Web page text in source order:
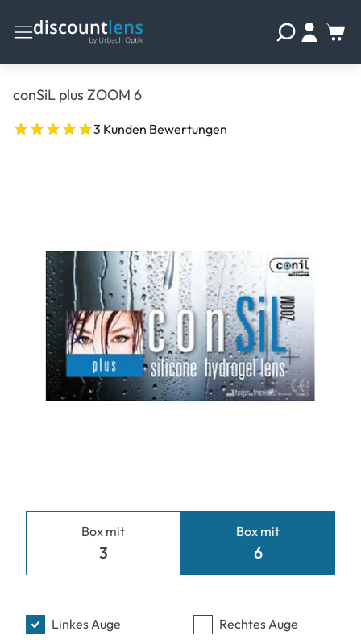
conSiL plus ZOOM 6
3 Kunden Bewertungen
Box mit
3
Box mit
6
Linkes Auge Rechtes Auge